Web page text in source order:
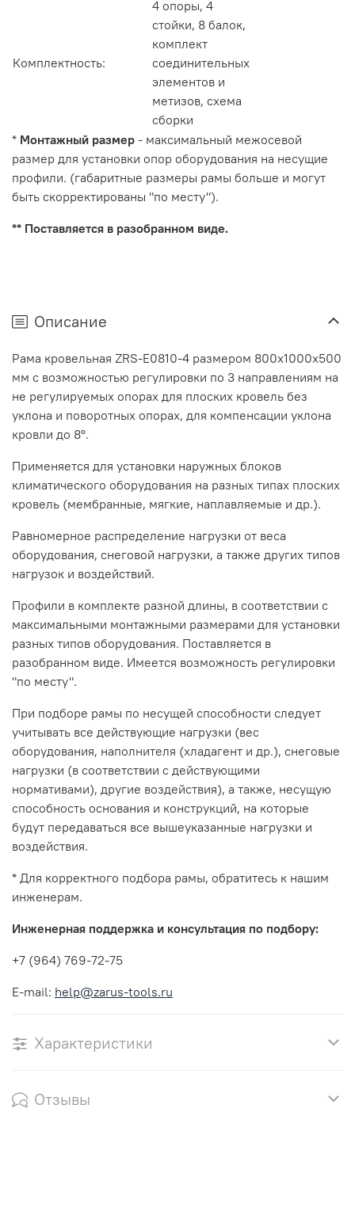
Комплектность:
4 опоры, 4
стойки, 8 балок,
комплект
соединительных
элементов и
метизов, схема
сборки
* Монтажный размер - максимальный межосевой
размер для установки опор оборудования на несущие
профили. (габаритные размеры рамы больше и могут
быть скорректированы "по месту").
** Поставляется в разобранном виде.
Описание
Рама кровельная ZRS-E0810-4 размером 800х1000х500
мм с возможностью регулировки по 3 направлениям на
не регулируемых опорах для плоских кровель без
уклона и поворотных опорах, для компенсации уклона
кровли до 8°.
Применяется для установки наружных блоков
климатического оборудования на разных типах плоских
кровель (мембранные, мягкие, наплавляемые и др.).
Равномерное распределение нагрузки от веса
оборудования, снеговой нагрузки, а также других типов
нагрузок и воздействий.
Профили в комплекте разной длины, в соответствии с
максимальными монтажными размерами для установки
разных типов оборудования. Поставляется в
разобранном виде. Имеется возможность регулировки
"по месту".
При подборе рамы по несущей способности следует
учитывать все действующие нагрузки (вес
оборудования, наполнителя (хладагент и др.), снеговые
нагрузки (в соответствии с действующими
нормативами), другие воздействия), а также, несущую
способность основания и конструкций, на которые
будут передаваться все вышеуказанные нагрузки и
воздействия.
* Для корректного подбора рамы, обратитесь к нашим
инженерам.
Инженерная поддержка и консультация по подбору:
+7 (964) 769-72-75
E-mail: help@zarus-tools.ru
Характеристики
Отзывы